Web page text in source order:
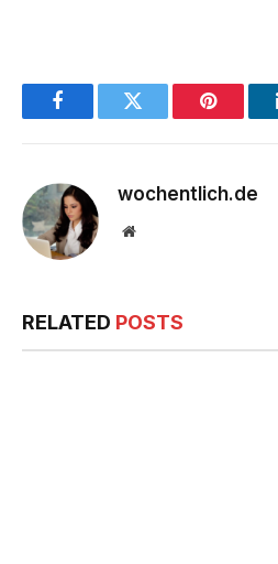
FacebookTwitter Pinterest
wochentlich.de
Website
RELATED POSTS